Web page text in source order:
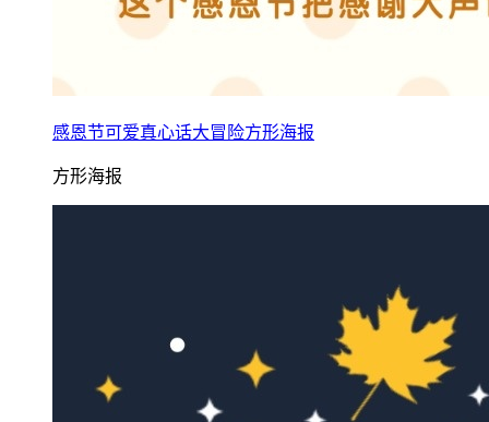
感恩节可爱真心话大冒险方形海报
方形海报